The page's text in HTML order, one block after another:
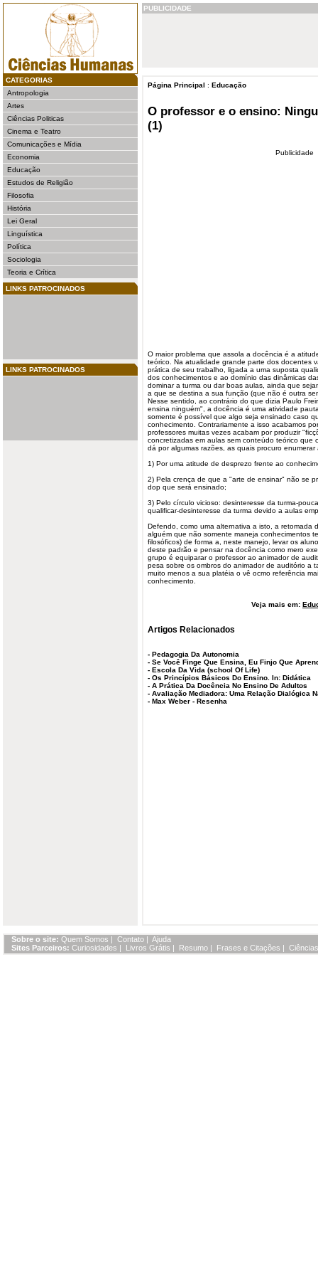
CATEGORIAS
Antropologia
Artes
Ciências Politicas
Cinema e Teatro
Comunicações e Mídia
Economia
Educação
Estudos de Religião
Filosofia
História
Lei Geral
Linguística
Política
Sociologia
Teoria e Crítica
LINKS PATROCINADOS
LINKS PATROCINADOS
PUBLICIDADE
Página Principal : Educação
O professor e o ensino:
(1)
Publicidade
O maior problema que assola a docência é a
teórico. Na atualidade grande parte dos docentes
prática de seu trabalho, ligada a uma suposta
dos conhecimentos e ao domínio das dinâmicas
dominar a turma ou dar boas aulas, ainda que
a que se destina a sua função (que não é outra
Nesse sentido, ao contrário do que dizia Paulo
ensina ninguém", a docência é uma atividade
somente é possível que algo seja ensinado caso
conhecimento. Contrariamente a isso acabamos
professores muitas vezes acabam por produzir
concretizadas em aulas sem conteúdo teórico que
dá por algumas razões, as quais procuro enumerar
1) Por uma atitude de desprezo frente ao
2) Pela crença de que a "arte de ensinar" não se
dop que será ensinado;
3) Pelo círculo vicioso: desinteresse da turma-
qualificar-desinteresse da turma devido a aulas
Defendo, como uma alternativa a isto, a retomada
alguém que não somente maneja conhecimentos
filosóficos) de forma a, neste manejo, levar os
deste padrão e pensar na docência como mero
grupo é equiparar o professor ao animador de
pesa sobre os ombros do animador de auditório a
muito menos a sua platéia o vê ocmo referência
conhecimento.
Veja mais em:
Artigos Relacionados
- Pedagogia Da Autonomia
- Se Você Finge Que Ensina, Eu Finjo Que
- Escola Da Vida (school Of Life)
- Os Princípios Básicos Do Ensino. In: Didática
- A Prática Da Docência No Ensino De Adultos
- Avaliação Mediadora: Uma Relação Dialógica
- Max Weber - Resenha
Sobre o site: Quem Somos | Contato | Ajuda
Sites Parceiros: Curiosidades | Livros Grátis | Resumo | Frases e Citações |